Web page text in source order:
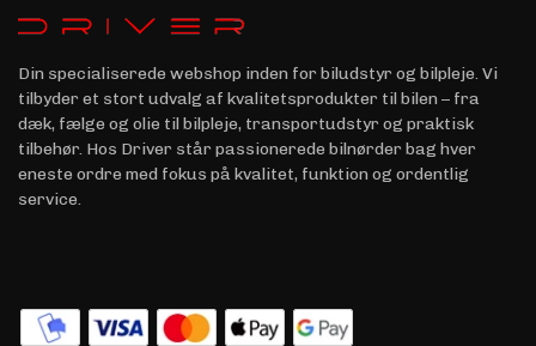
Din specialiserede webshop inden for biludstyr og bilpleje. Vi
tilbyder et stort udvalg af kvalitetsprodukter til bilen – fra
dæk, fælge og olie til bilpleje, transportudstyr og praktisk
tilbehør. Hos Driver står passionerede bilnørder bag hver
eneste ordre med fokus på kvalitet, funktion og ordentlig
service.